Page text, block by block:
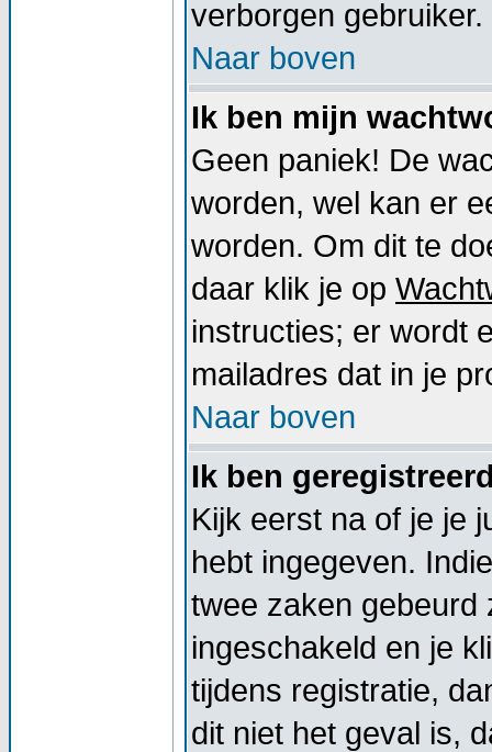
verborgen gebruiker.
Naar boven
Ik ben mijn
Geen paniek! De
worden, wel kan er
worden. Om dit te
daar klik je op
instructies; er wordt
mailadres dat in je
Naar boven
Ik ben
Kijk eerst na of je je
hebt ingegeven.
twee zaken gebeurd
ingeschakeld en je
tijdens registratie,
dit niet het geval is,